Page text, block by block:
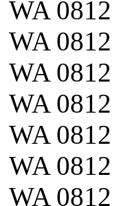
WA 0812
WA
WA 0812
WA 0812
WA
WA 0812
WA 0812